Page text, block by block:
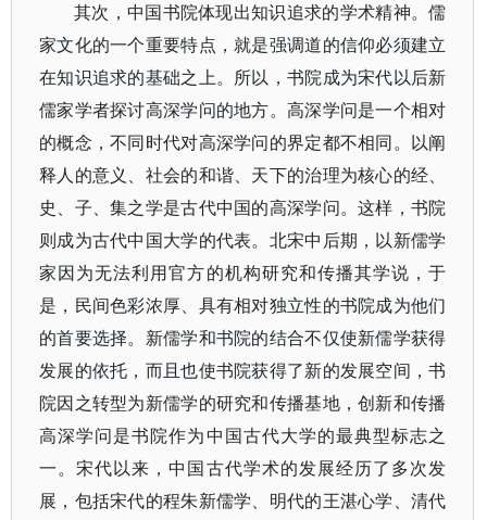
其次，中国书院体现出知识追求的学术精神。儒
家文化的一个重要特点，就是强调道的信仰必须建立
在知识追求的基础之上。所以，书院成为宋代以后新
儒家学者探讨高深学问的地方。高深学问是一个相对
的概念，不同时代对高深学问的界定都不相同。以阐
释人的意义、社会的和谐、天下的治理为核心的经、
史、子、集之学是古代中国的高深学问。这样，书院
则成为古代中国大学的代表。北宋中后期，以新儒学
家因为无法利用官方的机构研究和传播其学说，于
是，民间色彩浓厚、具有相对独立性的书院成为他们
的首要选择。新儒学和书院的结合不仅使新儒学获得
发展的依托，而且也使书院获得了新的发展空间，书
院因之转型为新儒学的研究和传播基地，创新和传播
高深学问是书院作为中国古代大学的最典型标志之
一。宋代以来，中国古代学术的发展经历了多次发
展，包括宋代的程朱新儒学、明代的王湛心学、清代